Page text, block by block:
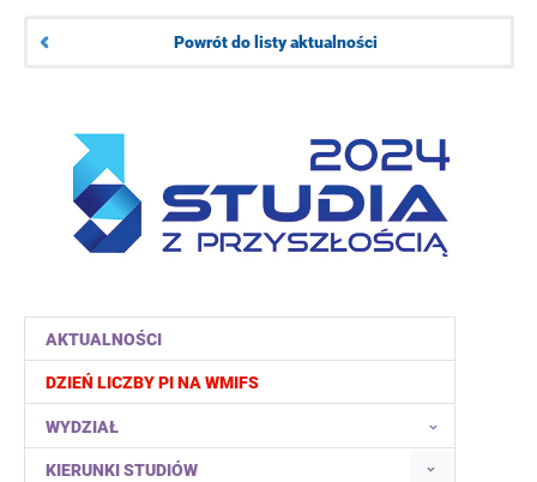
AKTUALNOŚCI
DZIEŃ LICZBY PI NA WMIFS
WYDZIAŁ
KIERUNKI STUDIÓW
Powrót do listy aktualności